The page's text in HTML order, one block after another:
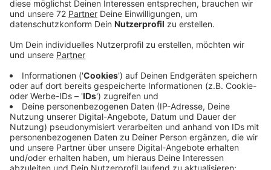
Zustände in ZUE
Das Bündnis gegen Abschiebung und die Seebrücke
Münster rufen für morgen zu einer Fahrrad-Demo vor
der Zentralen Unterbringungseinrichtung auf. Die
Bündnisse kritisieren die Zustände für die geflüchteten
Menschen in der Unterkunft. Außerdem gebe es Fälle
von Rassismus in der Unterkunft. Die Initiatoren sagen:
Die Menschen schlafen trotz Lockdown in